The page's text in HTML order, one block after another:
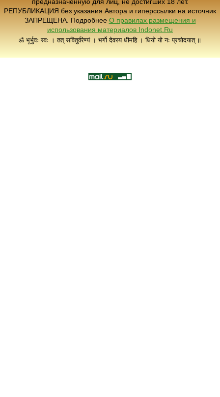
РЕПУБЛИКАЦИЯ без указания Автора и гиперссылки на источник
ЗАПРЕЩЕНА. Подробнее О правилах размещения и
использования материалов Indonet.Ru
ॐ भूर्भुवः स्वः । तत् सवितुर्वरेण्यं । भर्गो देवस्य धीमहि । धियो यो नः प्रचोदयात् ॥